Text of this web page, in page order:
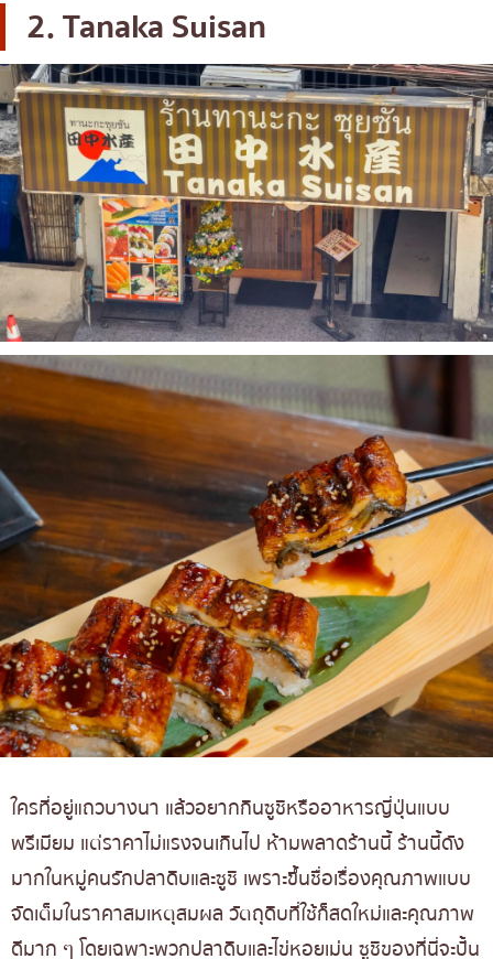
2. Tanaka Suisan
ใครที่อยู่แถวบางนา แล้วอยากกินซูชิหรืออาหารญี่ปุ่นแบบ
พรีเมียม แต่ราคาไม่แรงจนเกินไป ห้ามพลาดร้านนี้ ร้านนี้ดัง
มากในหมู่คนรักปลาดิบและซูชิ เพราะขึ้นชื่อเรื่องคุณภาพแบบ
จัดเต็มในราคาสมเหตุสมผล วัตถุดิบที่ใช้ก็สดใหม่และคุณภาพ
ดีมาก ๆ โดยเฉพาะพวกปลาดิบและไข่หอยเม่น ซูชิของที่นี่จะปั้น